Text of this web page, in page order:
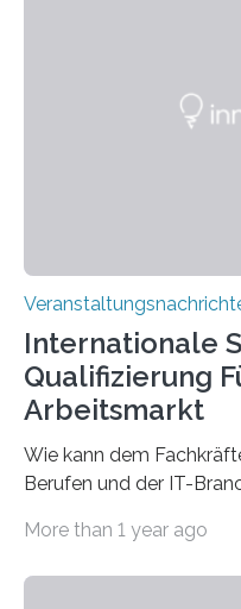
für neurologische und
Internationale
Qualifizierung
Arbeitsmarkt
Wie kann dem
Berufen und der IT-
Universität des
More than 1 year ago